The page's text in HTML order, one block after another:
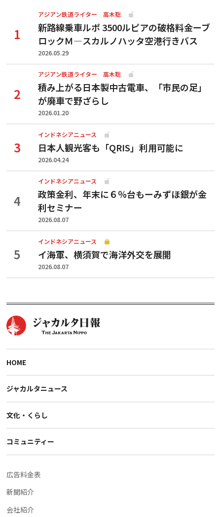
アジアン鉄道ライター 高木聡
新路線乗車ルポ 3500ルピアの破格料金ーブ
ロックＭ―スカルノハッタ空港行きバス
2026.05.29
アジアン鉄道ライター 高木聡
積み上がる日本製中古電車、「市民の足」
が廃車で野ざらし
2026.01.20
インドネシアニュース
日本人観光客も「QRIS」利用可能に
2026.04.24
インドネシアニュース
政策金利、年末に６％台もーみずほ銀が金
利セミナー
2026.08.07
インドネシアニュース
イ海軍、横須賀で海洋外交を展開
2026.08.07
HOME
ジャカルタニュース
文化・くらし
コミュニティー
広告料金表
新聞紹介
会社紹介